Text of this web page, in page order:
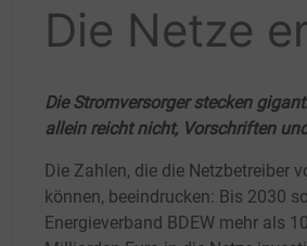
Die Netze
Die Stromversorger stecken
allein reicht nicht, Vorschriften
Die Zahlen, die die Netzbetreiber
können, beeindrucken: Bis 2030
Energieverband BDEW mehr als